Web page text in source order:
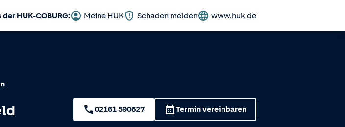
HUK-COBURG: Meine HUK Schaden melden www.huk.de
02161 590627 Termin vereinbaren